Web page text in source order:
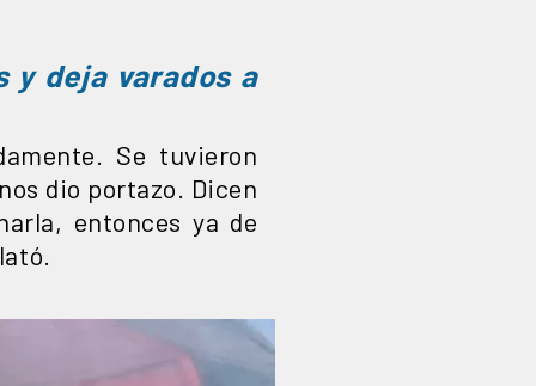
y deja varados a
Se tuvieron
dio portazo. Dicen
entonces ya de